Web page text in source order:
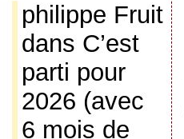
philippe Fruit
dans C’est
parti pour
2026 (avec
6 mois de